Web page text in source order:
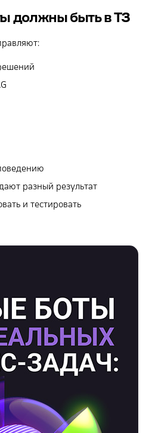
должны быть в ТЗ
разный результат
и тестировать